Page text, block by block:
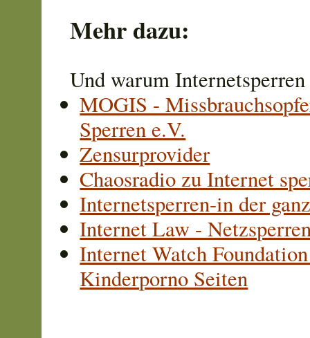
Mehr dazu:
Und warum
MOGIS -
Sperren e.V.
Zensurprovider
Chaosradio zu Internet
Internetsperren-in der
Internet Law -
Internet Watch
Kinderporno Seiten